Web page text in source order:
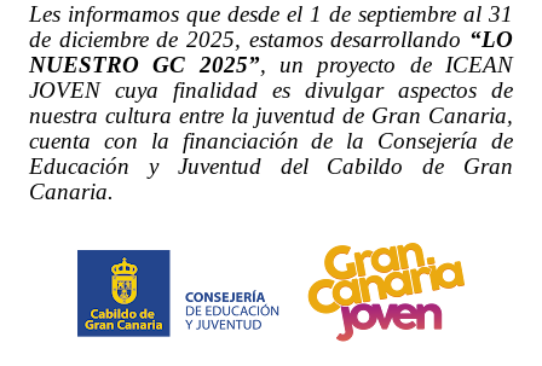
Les informamos que desde el 1 de septiembre al 31
de diciembre de 2025, estamos desarrollando “LO
NUESTRO GC 2025”, un proyecto de ICEAN
JOVEN cuya finalidad es divulgar aspectos de
nuestra cultura entre la juventud de Gran Canaria,
cuenta con la financiación de la Consejería de
Educación y Juventud del Cabildo de Gran
Canaria.